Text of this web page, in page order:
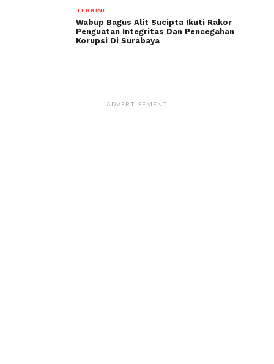
TERKINI
Wabup Bagus Alit Sucipta Ikuti Rakor
Penguatan Integritas Dan Pencegahan
Korupsi Di Surabaya
ADVERTISEMENT